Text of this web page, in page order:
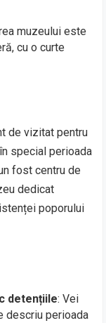
muzeului este
cu o curte
de vizitat pentru
special perioada
fost centru de
dedicat
poporului
detențiile: Vei
descriu perioada